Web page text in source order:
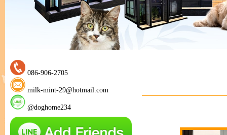
086-906-2705
milk-mint-29@hotmail.com
@doghome234